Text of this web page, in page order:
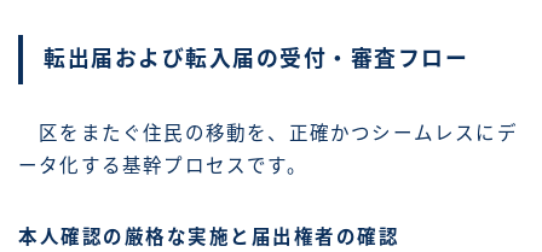
転出届および転入届の受付・審査フロー
区をまたぐ住民の移動を、正確かつシームレスにデ
ータ化する基幹プロセスです。
本人確認の厳格な実施と届出権者の確認